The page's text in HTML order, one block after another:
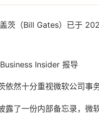
盖茨（Bill Gates）已于
Insider 报导
依然十分重视微软公司事
露了一份内部备忘录，微